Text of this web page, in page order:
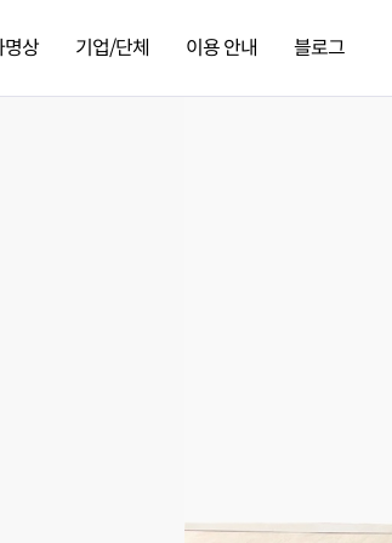
명상 기업/단체 이용 안내 블로그